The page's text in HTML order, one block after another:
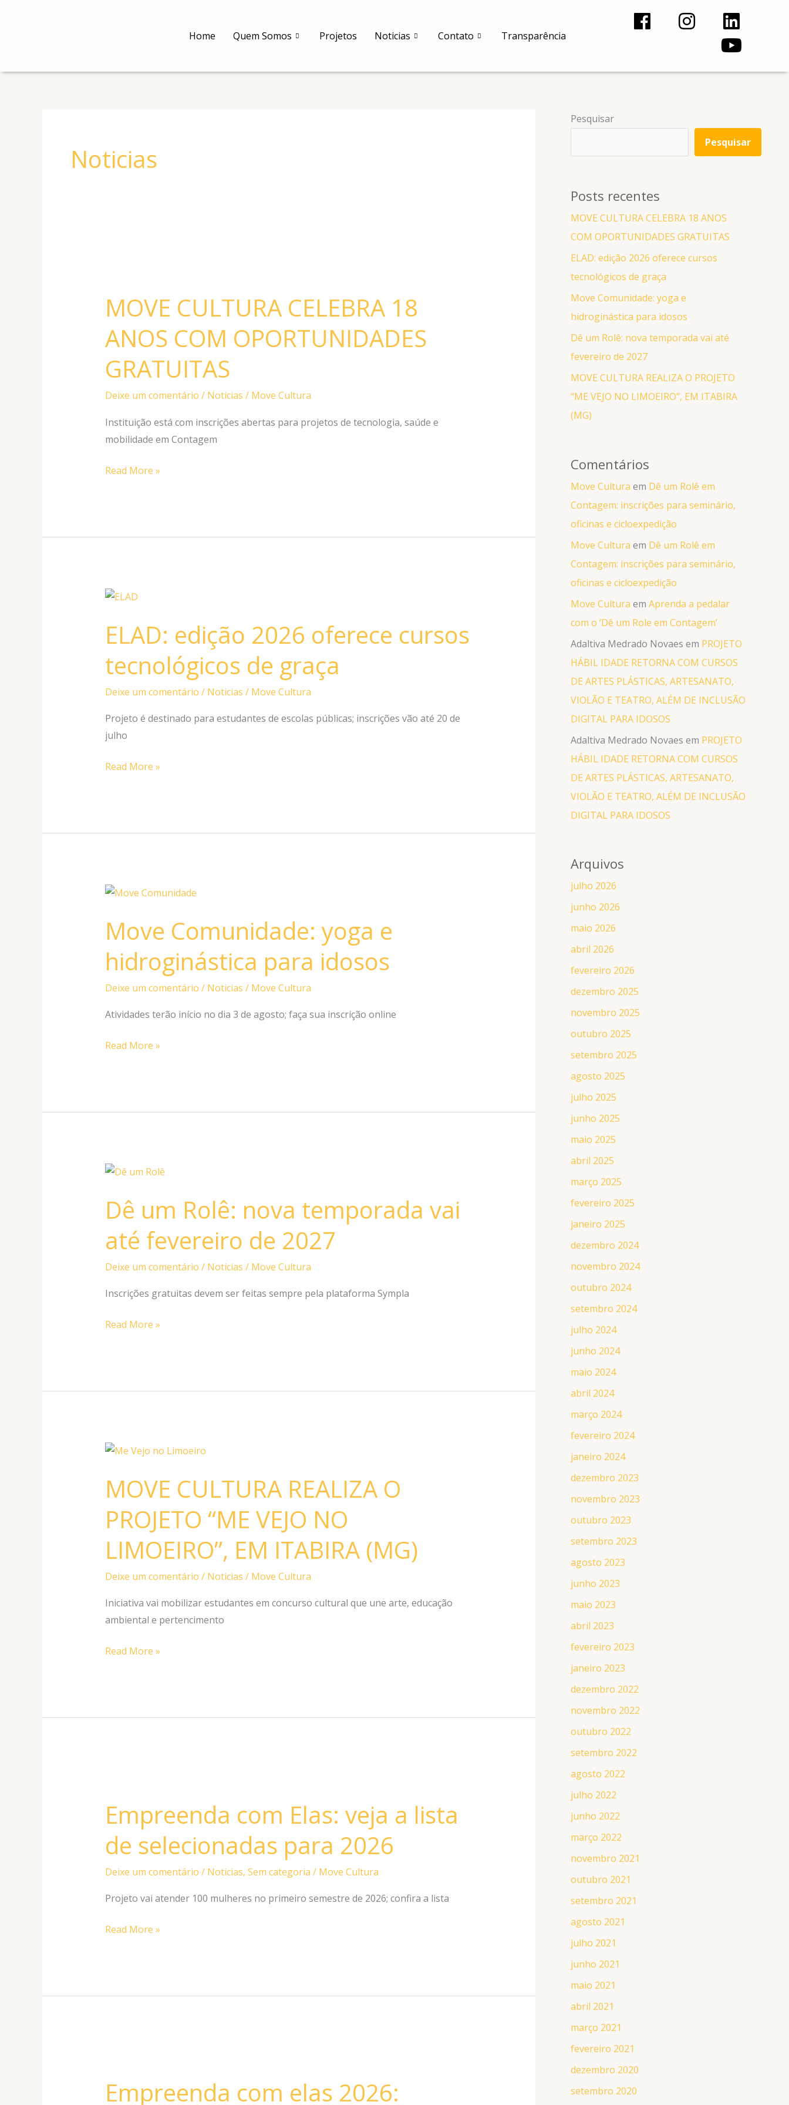
Home Quem Somos Projetos Noticias Contato Transparência
F
e
o
k
I
t
r
a
L
i
n
k
i
n
Y
o
u
t
e
Noticias
MOVE CULTURA CELEBRA 18
ANOS COM OPORTUNIDADES
GRATUITAS
Deixe um comentário / Noticias / Move Cultura
Instituição está com inscrições abertas para projetos de tecnologia, saúde e
mobilidade em Contagem
CELEBRA
18
ANOS
OPORTUNIDADES
GRATUITAS
Read More »
ELAD: edição 2026 oferece cursos
tecnológicos de graça
Deixe um comentário / Noticias / Move Cultura
Projeto é destinado para estudantes de escolas públicas; inscrições vão até 20 de
julho
ELAD:
2026
oferece
cursos
de
graça
Read More »
Move Comunidade: yoga e
hidroginástica para idosos
Deixe um comentário / Noticias / Move Cultura
Atividades terão início no dia 3 de agosto; faça sua inscrição online
Move
yoga
e
hidroginástica
idosos
Read More »
Dê um Rolê: nova temporada vai
até fevereiro de 2027
Deixe um comentário / Noticias / Move Cultura
Inscrições gratuitas devem ser feitas sempre pela plataforma Sympla
Dê
Rolê:
nova
temporada
até
fevereiro
2027
Read More »
MOVE CULTURA REALIZA O
PROJETO “ME VEJO NO
LIMOEIRO”, EM ITABIRA (MG)
Deixe um comentário / Noticias / Move Cultura
Iniciativa vai mobilizar estudantes em concurso cultural que une arte, educação
ambiental e pertencimento
MOVE
REALIZA
O
PROJETO
EM
ITABIRA
Read More »
Empreenda com Elas: veja a lista
de selecionadas para 2026
Deixe um comentário / Noticias, Sem categoria / Move Cultura
Projeto vai atender 100 mulheres no primeiro semestre de 2026; confira a lista
Elas:
veja
a
de
selecionadas
2026
Read More »
Empreenda com elas 2026:
elas
Pesquisar
Pesquisar
Posts recentes
MOVE CULTURA CELEBRA 18 ANOS
COM OPORTUNIDADES GRATUITAS
ELAD: edição 2026 oferece cursos
tecnológicos de graça
Move Comunidade: yoga e
hidroginástica para idosos
Dê um Rolê: nova temporada vai até
fevereiro de 2027
MOVE CULTURA REALIZA O PROJETO
“ME VEJO NO LIMOEIRO”, EM ITABIRA
(MG)
Comentários
Move Cultura em Dê um Rolê em
Contagem: inscrições para seminário,
oficinas e cicloexpedição
Move Cultura em Dê um Rolê em
Contagem: inscrições para seminário,
oficinas e cicloexpedição
Move Cultura em Aprenda a pedalar
com o ‘Dê um Role em Contagem’
Adaltiva Medrado Novaes em PROJETO
HÁBIL IDADE RETORNA COM CURSOS
DE ARTES PLÁSTICAS, ARTESANATO,
VIOLÃO E TEATRO, ALÉM DE INCLUSÃO
DIGITAL PARA IDOSOS
Adaltiva Medrado Novaes em PROJETO
HÁBIL IDADE RETORNA COM CURSOS
DE ARTES PLÁSTICAS, ARTESANATO,
VIOLÃO E TEATRO, ALÉM DE INCLUSÃO
DIGITAL PARA IDOSOS
Arquivos
julho 2026
junho 2026
maio 2026
abril 2026
fevereiro 2026
dezembro 2025
novembro 2025
outubro 2025
setembro 2025
agosto 2025
julho 2025
junho 2025
maio 2025
abril 2025
março 2025
fevereiro 2025
janeiro 2025
dezembro 2024
novembro 2024
outubro 2024
setembro 2024
julho 2024
junho 2024
maio 2024
abril 2024
março 2024
fevereiro 2024
janeiro 2024
dezembro 2023
novembro 2023
outubro 2023
setembro 2023
agosto 2023
junho 2023
maio 2023
abril 2023
fevereiro 2023
janeiro 2023
dezembro 2022
novembro 2022
outubro 2022
setembro 2022
agosto 2022
julho 2022
junho 2022
março 2022
novembro 2021
outubro 2021
setembro 2021
agosto 2021
julho 2021
junho 2021
maio 2021
abril 2021
março 2021
fevereiro 2021
dezembro 2020
setembro 2020